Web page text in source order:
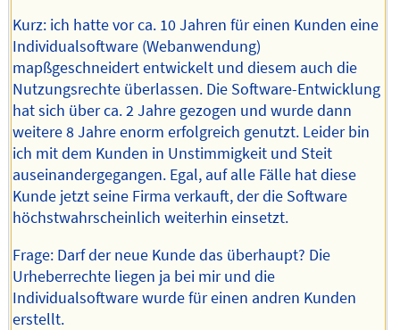
Kurz: ich hatte vor ca. 10 Jahren für einen Kunden eine
Individualsoftware (Webanwendung)
mapßgeschneidert entwickelt und diesem auch die
Nutzungsrechte überlassen. Die Software-Entwicklung
hat sich über ca. 2 Jahre gezogen und wurde dann
weitere 8 Jahre enorm erfolgreich genutzt. Leider bin
ich mit dem Kunden in Unstimmigkeit und Steit
auseinandergegangen. Egal, auf alle Fälle hat diese
Kunde jetzt seine Firma verkauft, der die Software
höchstwahrscheinlich weiterhin einsetzt.
Frage: Darf der neue Kunde das überhaupt? Die
Urheberrechte liegen ja bei mir und die
Individualsoftware wurde für einen andren Kunden
erstellt.